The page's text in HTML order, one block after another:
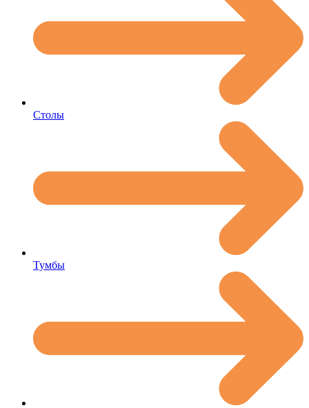
Столы
Тумбы